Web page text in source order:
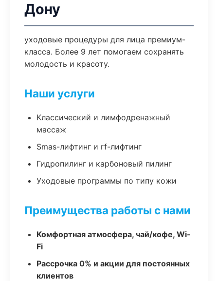
Дону
уходовые процедуры для лица премиум-
класса. Более 9 лет помогаем сохранять
молодость и красоту.
Наши услуги
Классический и лимфодренажный
массаж
Smas-лифтинг и rf-лифтинг
Гидропилинг и карбоновый пилинг
Уходовые программы по типу кожи
Преимущества работы с нами
Комфортная атмосфера, чай/кофе, Wi-
Fi
Рассрочка 0% и акции для постоянных
клиентов